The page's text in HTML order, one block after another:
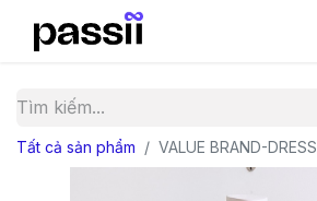
Tất cả sản phẩm VALUE BRAND-DRESS